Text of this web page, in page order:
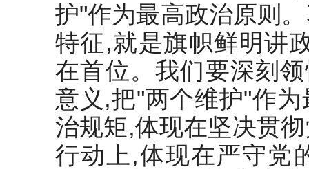
护"作为最高政治原则
特征,就是旗帜鲜明讲
在首位。我们要深刻
意义,把"两个维护"作
治规矩,体现在坚决贯
行动上,体现在严守党